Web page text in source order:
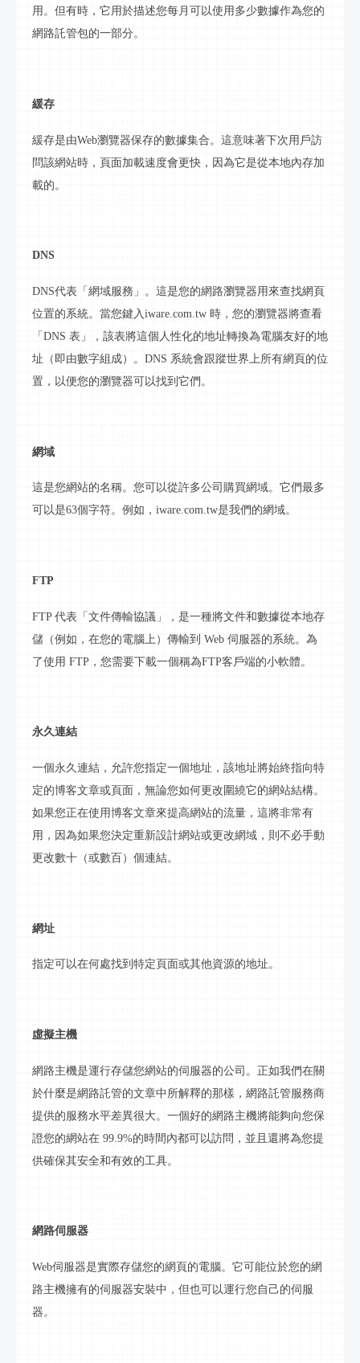
用。但有時，它用於描述您每月可以使用多少數據作為您的
網路託管包的一部分。
緩存
緩存是由Web瀏覽器保存的數據集合。這意味著下次用戶訪
問該網站時，頁面加載速度會更快，因為它是從本地內存加
載的。
DNS
DNS代表「 網域 服務」。這是您的網路瀏覽器用來查找網頁
位置的系統。當您鍵入 iware.com.tw 時，您的瀏覽器將查看
「 DNS 表」，該表將這個人性化的地址轉換為電腦友好的地
址（即由數字組成）。 DNS 系統會跟蹤世界上所有網頁的位
置，以便您的瀏覽器可以找到它們。
網域
這是您網站的名稱。您可以從許多公司購買網域。它們最多
可以是63個字符。例如， iware.com.tw是我們的網域。
FTP
FTP 代表「文件傳輸協議」，是一種將文件和數據從本地存
儲（例如，在您的電腦 上）傳輸到 Web 伺服器的系統。為
了使用 FTP，您需要下載一個稱為FTP客戶端的小軟體。
永久連結
一個永久連結，允許您指定一個地址，該地址將始終指向特
定的博客文章或頁面，無論您如何更改圍繞它的網站結構。
如果您正在使用博客文章來提高網站的流量，這將非常有
用，因為如果您決定重新設計網站或更改網域 ，則不必手動
更改數十（或數百）個連結。
網址
指定可以在何處找到特定頁面或其他資源的地址。
虛擬主機
網路主機是運行存儲您網站的伺服器的公司。正如我們在關
於什麼是網路託管的文章中所解釋的那樣， 網路託管服務商
提供的服務水平差異很大。一個好的網路主機將能夠向您保
證您的網站在 99.9%的時間內都可以訪問，並且還將為您提
供確保其安全和有效的工具。
網路伺服器
Web伺服器是實際存儲您的網頁的電腦。它可能位於您的網
路主機擁有的伺服器安裝中，但也可以運行您自己的伺服
器。